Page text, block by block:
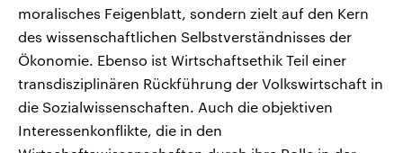
moralisches Feigenblatt, sondern zielt auf den Kern
des wissenschaftlichen Selbstverständnisses der
Ökonomie. Ebenso ist Wirtschaftsethik Teil einer
transdisziplinären Rückführung der Volkswirtschaft in
die Sozialwissenschaften. Auch die objektiven
Interessenkonflikte, die in den